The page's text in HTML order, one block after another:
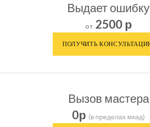
Выдает ошибку
от2500 р
Вызов мастера
0р (в пределах мкад)